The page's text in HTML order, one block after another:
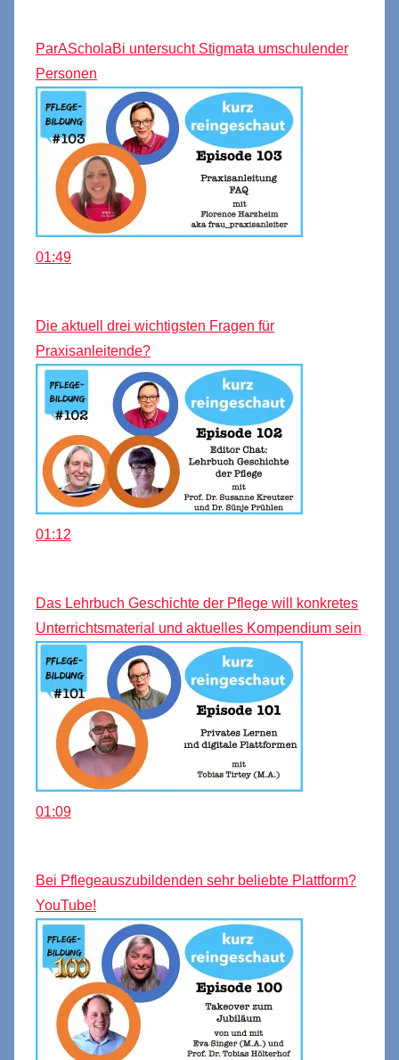
ParAScholaBi untersucht Stigmata umschulender
Personen
01:49
Die aktuell drei wichtigsten Fragen für
Praxisanleitende?
01:12
Das Lehrbuch Geschichte der Pflege will konkretes
Unterrichtsmaterial und aktuelles Kompendium sein
01:09
Bei Pflegeauszubildenden sehr beliebte Plattform?
YouTube!